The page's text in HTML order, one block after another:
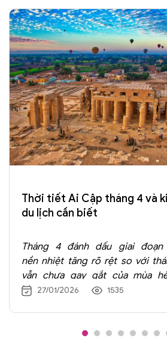
Thời tiết Ai Cập tháng 4 và
du lịch cần biết
Tháng 4 đánh dấu giai
nền nhiệt tăng rõ rệt so với
vẫn chưa gay gắt của mùa
Không khí khô, nắng nhiều và
khách quan tâm đến du lịch Ai
27/01/2026 1535